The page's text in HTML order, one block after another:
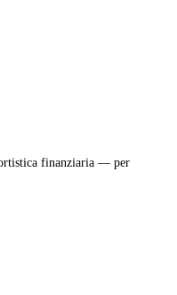
finanziaria — per